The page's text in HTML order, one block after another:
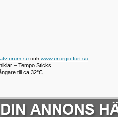
och www.energioffert.se
– Tempo Sticks.
till ca 32°C.